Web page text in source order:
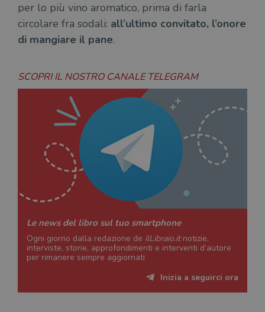
per lo più vino aromatico, prima di farla
circolare fra sodali: all’ultimo convitato, l’onore
di mangiare il pane.
SCOPRI IL NOSTRO CANALE TELEGRAM
Le news del libro sul tuo smartphone
Ogni giorno dalla redazione de ilLibraio.itnotizie,
interviste, storie, approfondimenti e interventi d’autore
per rimanere sempre aggiornati
Inizia a seguirci ora